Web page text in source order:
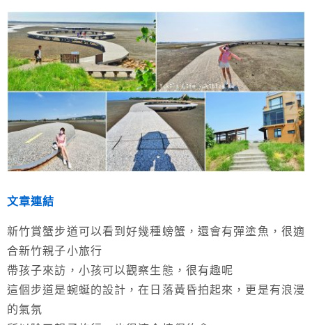
文章連結
新竹賞蟹步道可以看到好幾種螃蟹，還會有彈塗魚，很適
合新竹親子小旅行
帶孩子來訪，小孩可以觀察生態，很有趣呢
這個步道是蜿蜒的設計，在日落黃昏拍起來，更是有浪漫
的氣氛